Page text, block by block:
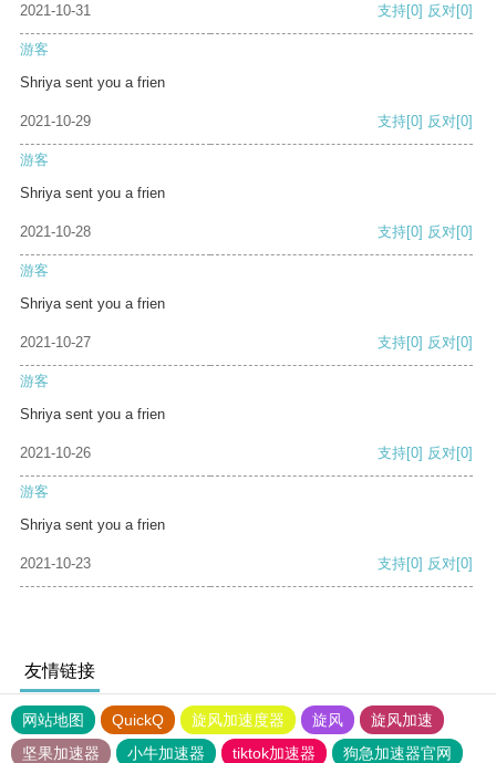
2021-10-31 支持[0] 反对[0]
游客
Shriya sent you a frien
2021-10-29 支持[0] 反对[0]
游客
Shriya sent you a frien
2021-10-28 支持[0] 反对[0]
游客
Shriya sent you a frien
2021-10-27 支持[0] 反对[0]
游客
Shriya sent you a frien
2021-10-26 支持[0] 反对[0]
游客
Shriya sent you a frien
2021-10-23 支持[0] 反对[0]
友情链接
网站地图 QuickQ 旋风加速度器 旋风
旋风加速
坚果加速器
小牛加速器 tiktok加速器 狗急加速器官网